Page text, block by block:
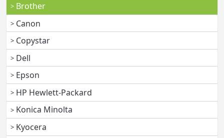
Brother
Canon
Copystar
Dell
Epson
HP Hewlett-Packard
Konica Minolta
Kyocera